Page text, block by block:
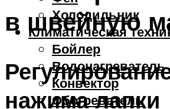
Холодильник
Климатическая
Бойлер
Водонагреватель
Конвектор
Обогреватель
в швейную
нажима лапки